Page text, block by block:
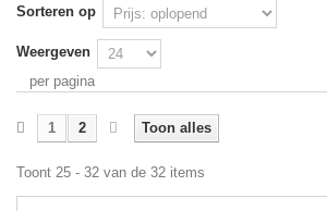
Sorteren op
Weergeven
per pagina
Toon alles
1 2
Toont 25 - 32 van de 32 items